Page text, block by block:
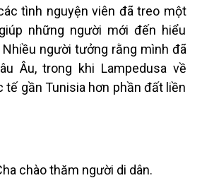
tình nguyện viên đã treo một
những người mới đến hiểu
người tưởng rằng mình đã
Âu, trong khi Lampedusa về
tế gần Tunisia hơn phần đất liền
chào thăm người di dân.